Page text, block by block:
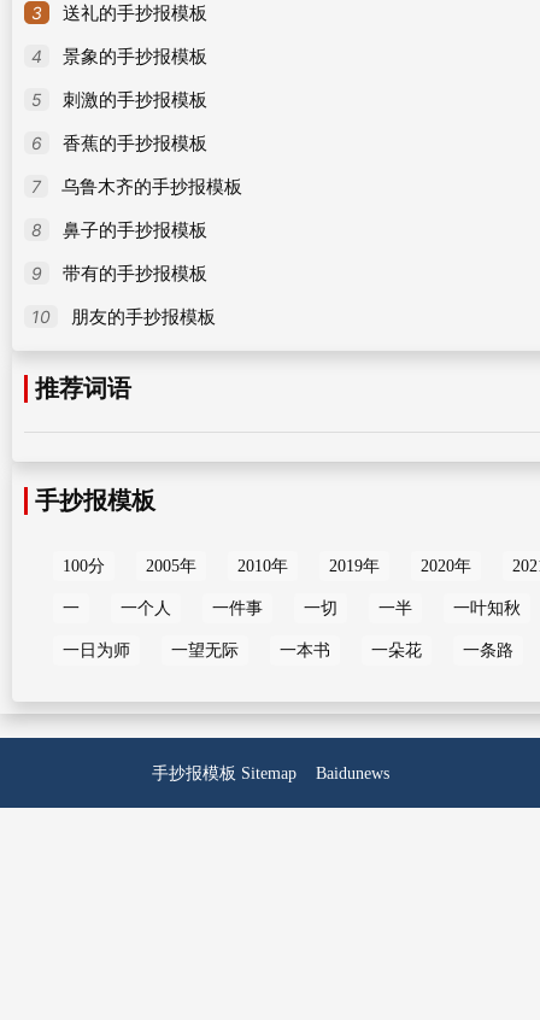
3 送礼的手抄报模板
4 景象的手抄报模板
5 刺激的手抄报模板
6 香蕉的手抄报模板
7 乌鲁木齐的手抄报模板
8 鼻子的手抄报模板
9 带有的手抄报模板
10 朋友的手抄报模板
推荐词语
手抄报模板
100分 2005年 2010年 2019年 2020年
一 一个人 一件事 一切 一半 一叶知秋
一日为师 一望无际 一本书 一朵花 一条路
手抄报模板 Sitemap Baidunews